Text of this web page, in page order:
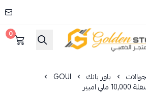
الذهبي
0
باور بانك GOUI